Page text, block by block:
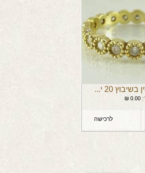
20 י...
0.00
₪
לרכישה